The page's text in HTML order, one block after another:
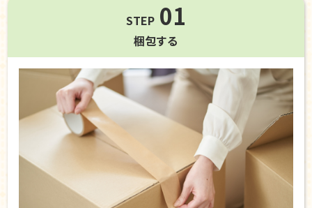
STEP 01
梱包する